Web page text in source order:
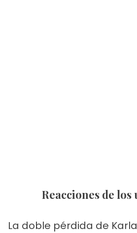
Reacciones de
La doble pérdida de